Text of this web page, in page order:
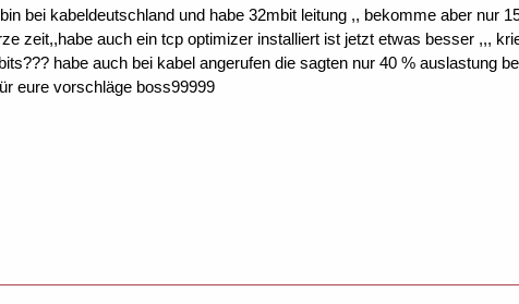
bei kabeldeutschland und habe 32mbit leitung ,, bekomme aber nur
zeit,,habe auch ein tcp optimizer installiert ist jetzt etwas besser ,,,
habe auch bei kabel angerufen die sagten nur 40 % auslastung
eure vorschläge boss99999